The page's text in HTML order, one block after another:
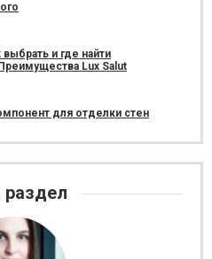
и где найти
Lux Salut
для отделки стен
раздел